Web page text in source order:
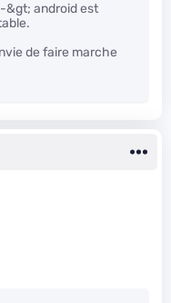
&gt; android est
de faire marche